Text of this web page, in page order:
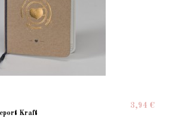
Kraft
3,94 €